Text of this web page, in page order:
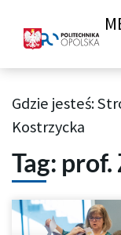
Archiwum Tagów aktualności
Gdzie jesteś:
Kostrzycka
Tag: